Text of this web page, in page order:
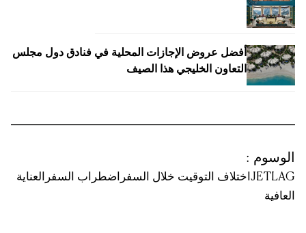
أفضل عروض الإجازات المحلية في فنادق دول مجلس
التعاون الخليجي هذا الصيف
الوسوم :
JETLAG اختلاف التوقيت خلال السفر اضطراب السفر
العناية
العافية